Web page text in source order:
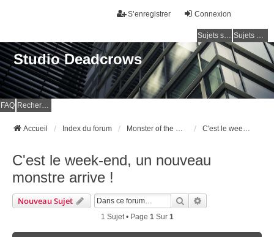
Connexion
S’enregistrer
Sujets sans réponse Sujets actifs
Studio Deadcrows
FAQ Rechercher
Accueil Index du forum Monster of the Week C'est le week-end, un nouveau monstre arrive !
C'est le week-end, un nouveau
monstre arrive !
Nouveau Sujet Rechercher
1 Sujet • Page 1Sur 1